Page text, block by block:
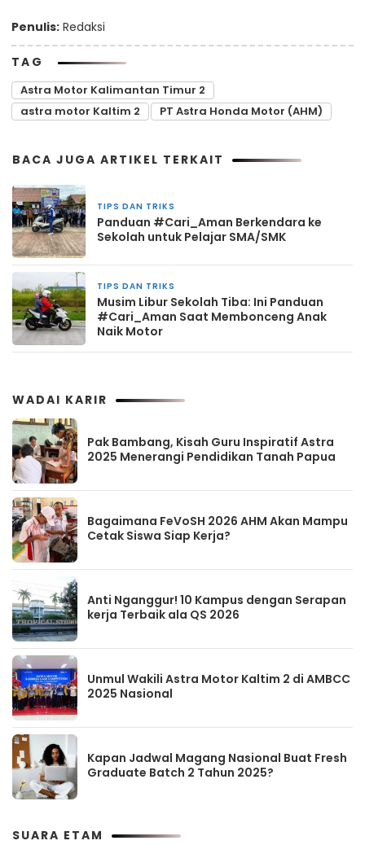
Penulis: Redaksi
TAG
Astra Motor Kalimantan Timur 2
astra motor Kaltim 2
PT Astra Honda Motor (AHM)
BACA JUGA ARTIKEL TERKAIT
TIPS DAN TRIKS
Panduan #Cari_Aman Berkendara ke
Sekolah untuk Pelajar SMA/SMK
TIPS DAN TRIKS
Musim Libur Sekolah Tiba: Ini Panduan
#Cari_Aman Saat Membonceng Anak
Naik Motor
WADAI KARIR
Pak Bambang, Kisah Guru Inspiratif Astra
2025 Menerangi Pendidikan Tanah Papua
Bagaimana FeVoSH 2026 AHM Akan Mampu
Cetak Siswa Siap Kerja?
Anti Nganggur! 10 Kampus dengan Serapan
kerja Terbaik ala QS 2026
Unmul Wakili Astra Motor Kaltim 2 di AMBCC
2025 Nasional
Kapan Jadwal Magang Nasional Buat Fresh
Graduate Batch 2 Tahun 2025?
SUARA ETAM